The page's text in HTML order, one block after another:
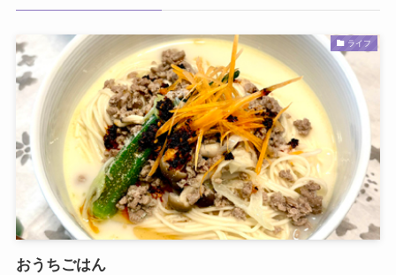
ライフ
おうちごはん